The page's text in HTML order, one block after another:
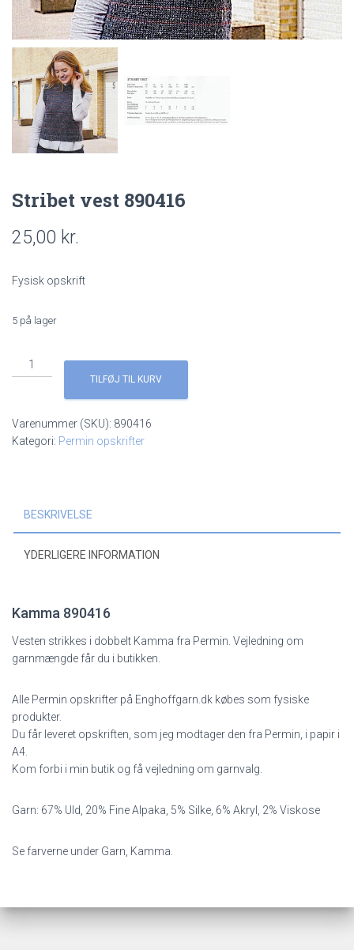
Stribet vest 890416
25,00 kr.
Fysisk opskrift
5 på lager
Stribet
vest
TILFØJ TIL KURV
Varenummer (SKU): 890416
Kategori: Permin opskrifter
BESKRIVELSE
YDERLIGERE INFORMATION
Kamma 890416
Vesten strikkes i dobbelt Kamma fra Permin. Vejledning om
garnmængde får du i butikken.
Alle Permin opskrifter på Enghoffgarn.dk købes som fysiske
produkter.
Du får leveret opskriften, som jeg modtager den fra Permin, i papir i
A4.
Kom forbi i min butik og få vejledning om garnvalg.
Garn: 67% Uld, 20% Fine Alpaka, 5% Silke, 6% Akryl, 2% Viskose
Se farverne under Garn, Kamma.